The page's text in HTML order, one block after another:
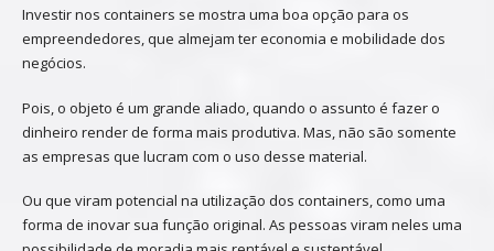
Investir nos containers se mostra uma boa opção para os
empreendedores, que almejam ter economia e mobilidade dos
negócios.
Pois, o objeto é um grande aliado, quando o assunto é fazer o
dinheiro render de forma mais produtiva. Mas, não são somente
as empresas que lucram com o uso desse material.
Ou que viram potencial na utilização dos containers, como uma
forma de inovar sua função original. As pessoas viram neles uma